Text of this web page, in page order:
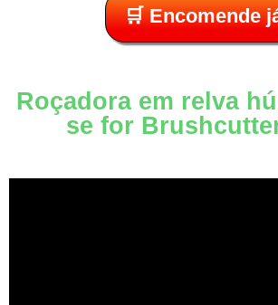
🛒 Encomende
Roçadora em relva
se for